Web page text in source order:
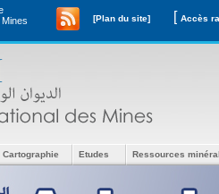
[Plan du site] [
Cartographie Etudes Ressources